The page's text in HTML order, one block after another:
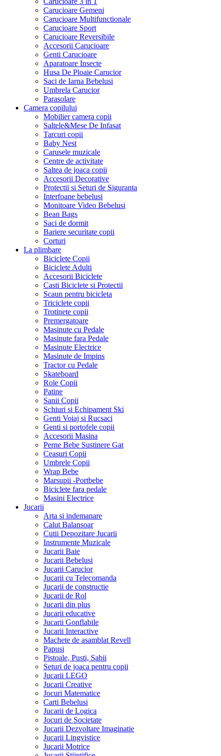
Carucioare Gemeni
Carucioare Multifunctionale
Carucioare Sport
Carucioare Reversibile
Accesorii Carucioare
Genti Carucioare
Aparatoare Insecte
Husa De Ploaie Carucior
Saci de Iarna Bebelusi
Umbrela Carucior
Parasolare
Camera copilului
Mobilier camera copii
Saltele&Mese De Infasat
Tarcuri copii
Baby Nest
Carusele muzicale
Centre de activitate
Saltea de joaca copii
Accesorii Decorative
Protectii si Seturi de Siguranta
Interfoane bebelusi
Monitoare Video Bebelusi
Bean Bags
Saci de dormit
Bariere securitate copii
Corturi
La plimbare
Biciclete Copii
Biciclete Adulti
Accesorii Biciclete
Casti Biciclete si Protectii
Scaun pentru bicicleta
Triciclete copii
Trotinete copii
Premergatoare
Masinute cu Pedale
Masinute fara Pedale
Masinute Electrice
Masinute de Impins
Tractor cu Pedale
Skateboard
Role Copii
Patine
Sanii Copii
Schiuri si Echipament Ski
Genti Voiaj si Rucsaci
Genti si portofele copii
Accesorii Masina
Perne Bebe Sustinere Gat
Ceasuri Copii
Umbrele Copii
Wrap Bebe
Marsupii -Portbebe
Biciclete fara pedale
Masini Electrice
Jucarii
Arta si indemanare
Calut Balansoar
Cutii Depozitare Jucarii
Instrumente Muzicale
Jucarii Baie
Jucarii Bebelusi
Jucarii Carucior
Jucarii cu Telecomanda
Jucarii de constructie
Jucarii de Rol
Jucarii din plus
Jucarii educative
Jucarii Gonflabile
Jucarii Interactive
Machete de asamblat Revell
Papusi
Pistoale, Pusti, Sabii
Seturi de joaca pentru copii
Jucarii LEGO
Jucarii Creative
Jocuri Matematice
Carti Bebelusi
Jucarii de Logica
Jocuri de Societate
Jucarii Dezvoltare Imaginatie
Jucarii Lingvistice
Jucarii Motrice